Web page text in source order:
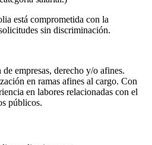
está comprometida con la
sin discriminación.
empresas, derecho y/o afines.
en ramas afines al cargo. Con
en labores relacionadas con el
públicos.